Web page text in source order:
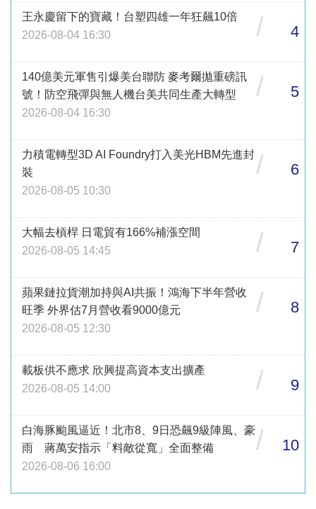
王永慶留下的寶藏！台塑四雄一年狂飆10倍
2026-08-04 16:30
/ 4
140億美元軍售引爆美台聯防 麥考爾拋重磅訊
號！防空飛彈與無人機台美共同生產大轉型
2026-08-04 16:30
/ 5
力積電轉型3D AI Foundry打入美光HBM先進封
裝
2026-08-05 10:30
/ 6
大幅去槓桿 日電貿有166%補漲空間
2026-08-05 14:45
/ 7
蘋果鏈拉貨潮加持與AI共振！鴻海下半年營收
旺季 外界估7月營收看9000億元
2026-08-05 12:30
/ 8
載板供不應求 欣興提高資本支出擴產
2026-08-05 14:00
/ 9
白海豚颱風逼近！北市8、9日恐飆9級陣風、豪
雨 蔣萬安指示「料敵從寬」全面整備
2026-08-06 16:00
/ 10